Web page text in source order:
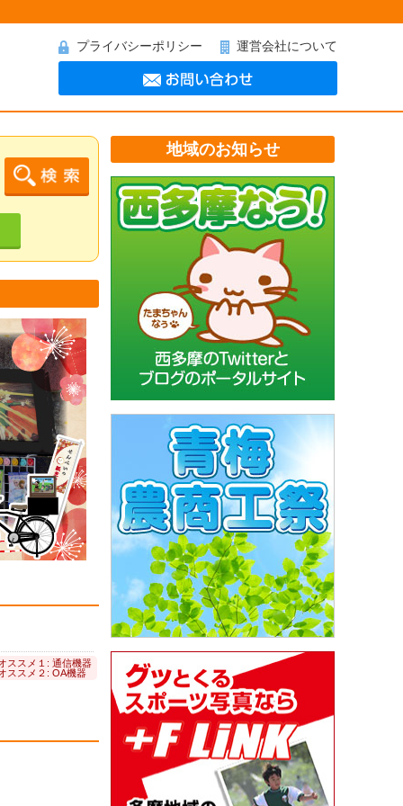
プライバシーポリシー 運営会社について
ススメ１: 通信機器
ススメ２: OA機器
地域のお知らせ